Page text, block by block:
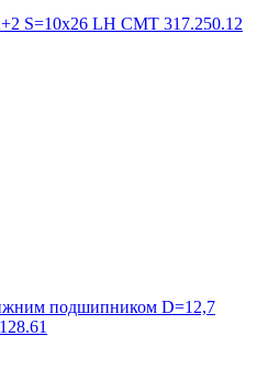
S=10x26 LH CMT 317.250.12
подшипником D=12,7